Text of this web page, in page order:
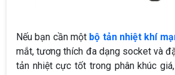
Nếu bạn cần một bộ tản nhiệt khí
mắt, tương thích đa dạng socket và
tản nhiệt cực tốt trong phân khúc